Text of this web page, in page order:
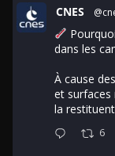
CNES
dans les
À cause
et surfaces
la
6